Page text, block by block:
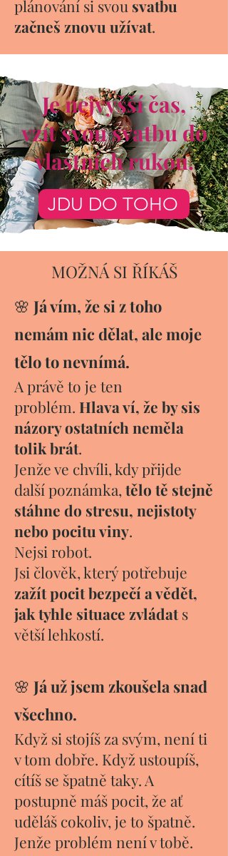
plánování si svou svatbu
začneš znovu užívat.
Je nejvyšší čas,
vzít svou svatbu do
vlastních rukou.
JDU DO TOHO
MOŽNÁ SI ŘÍKÁŠ
🌸 Já vím, že si z toho
nemám nic dělat, ale moje
tělo to nevnímá.
A právě to je ten
problém. Hlava ví, že by sis
názory ostatních neměla
tolik brát.
Jenže ve chvíli, kdy přijde
další poznámka, tělo tě stejně
stáhne do stresu, nejistoty
nebo pocitu viny.
Nejsi robot.
Jsi člověk, který potřebuje
zažít pocit bezpečí a vědět,
jak tyhle situace zvládats
větší lehkostí.
🌸 Já už jsem zkoušela snad
všechno.
Když si stojíš za svým, není ti
v tom dobře. Když ustoupíš,
cítíš se špatně taky. A
postupně máš pocit, že ať
uděláš cokoliv, je to špatně.
Jenže problém není v tobě.